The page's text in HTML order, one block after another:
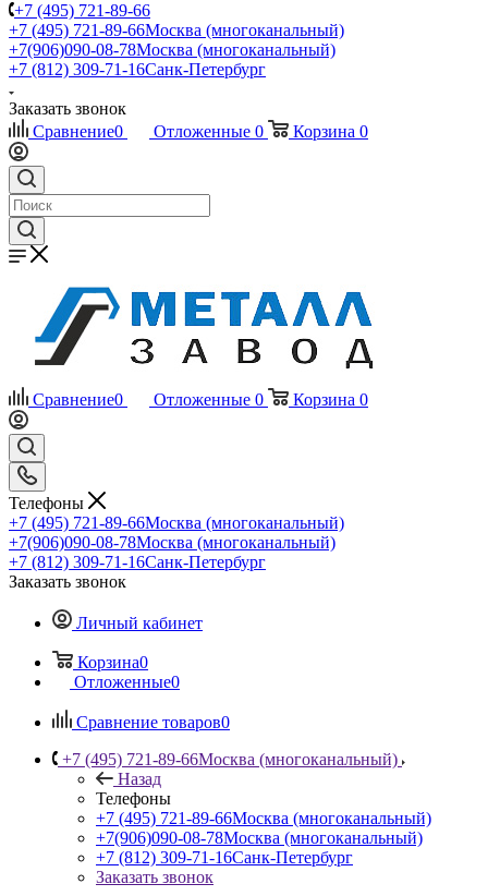
+7 (495) 721-89-66
+7 (495) 721-89-66Москва (многоканальный)
+7(906)090-08-78Москва (многоканальный)
+7 (812) 309-71-16Санк-Петербург
Заказать звонок
Сравнение0 Отложенные 0 Корзина 0
Сравнение0 Отложенные 0 Корзина 0
Телефоны
+7 (495) 721-89-66Москва (многоканальный)
+7(906)090-08-78Москва (многоканальный)
+7 (812) 309-71-16Санк-Петербург
Заказать звонок
Личный кабинет
Корзина0
Отложенные0
Сравнение товаров0
+7 (495) 721-89-66Москва (многоканальный)
Назад
Телефоны
+7 (495) 721-89-66Москва (многоканальный)
+7(906)090-08-78Москва (многоканальный)
+7 (812) 309-71-16Санк-Петербург
Заказать звонок